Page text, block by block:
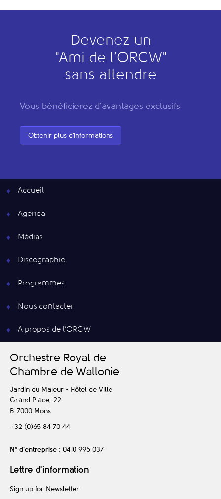
Devenez un
"Ami de l’ORCW"
sans attendre
Vous bénéficierez d'avantages exclusifs
Obtenir plus d'informations
Accueil
Agenda
Médias
Discographie
Programmes
Nous contacter
A propos de l’ORCW
Orchestre Royal de
Chambre de Wallonie
Jardin du Maïeur - Hôtel de Ville
Grand Place, 22
B-7000 Mons
+32 (0)65 84 70 44
N° d’entreprise : 0410 995 037
Lettre d'information
Sign up for Newsletter